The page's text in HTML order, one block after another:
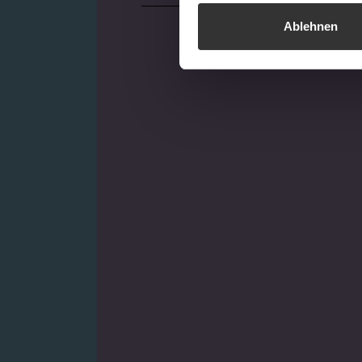
Ablehnen